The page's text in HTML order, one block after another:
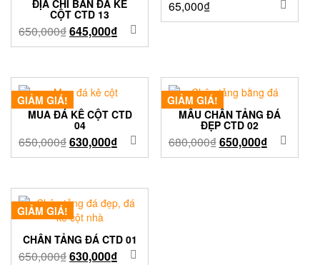
ĐỊA CHỈ BÁN ĐÁ KÊ
CỘT CTD 13
650,000₫645,000₫
65,000₫
GIẢM GIÁ!
MUA ĐÁ KÊ CỘT CTD
04
650,000₫630,000₫
GIẢM GIÁ!
MẪU CHÂN TẢNG ĐÁ
ĐẸP CTD 02
680,000₫650,000₫
GIẢM GIÁ!
CHÂN TẢNG ĐÁ CTD 01
650,000₫630,000₫